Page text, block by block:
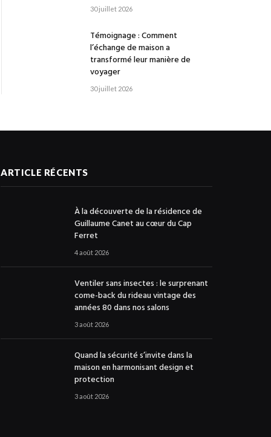
30 juillet 2026
Témoignage : Comment
l’échange de maison a
transformé leur manière de
voyager
30 juillet 2026
ARTICLE RÉCENTS
À la découverte de la résidence de
Guillaume Canet au cœur du Cap
Ferret
4 août 2026
Ventiler sans insectes : le surprenant
come-back du rideau vintage des
années 80 dans nos salons
3 août 2026
Quand la sécurité s’invite dans la
maison en harmonisant design et
protection
3 août 2026